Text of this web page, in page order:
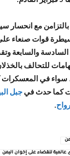
مع انحسار
قوات صنعاء
والسابعة
للتحالف
سواء في المعسكرات
كما حدث في جبل
.
للقضاء على إخوان اليمن